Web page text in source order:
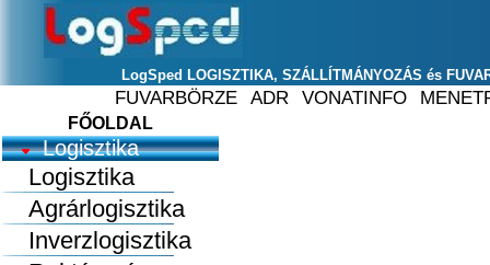
FŐOLDAL
Logisztika
Logisztika
Agrárlogisztika
Inverzlogisztika